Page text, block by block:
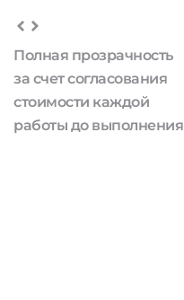
Полная прозрачность
за счет согласования
стоимости каждой
работы до выполнения